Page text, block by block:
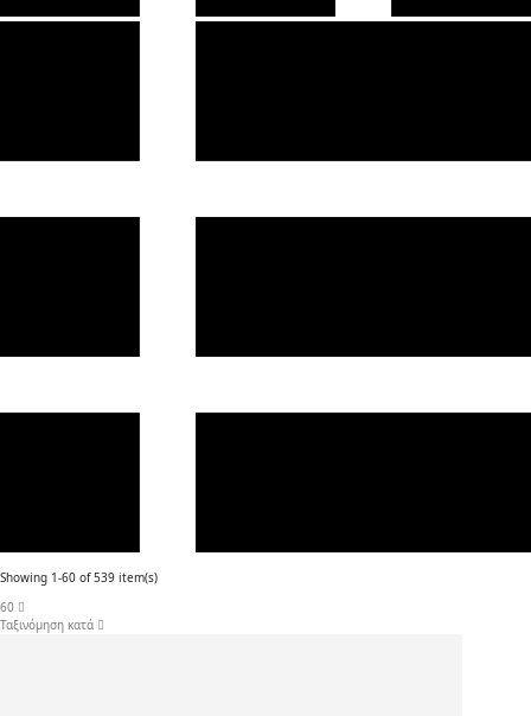
Showing 1-60 of 539 item(s)
60
Ταξινόμηση κατά